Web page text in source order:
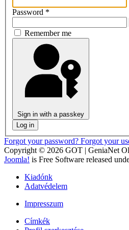
Password *
Remember me
Sign in with a passkey
Log in
Forgot your password? Forgot your
Copyright © 2026 GOT | GeniaNet
Joomla! is Free Software released
Kiadónk
Adatvédelem
Impresszum
Címkék